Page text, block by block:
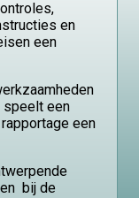
en
een
speelt een
een
bij de